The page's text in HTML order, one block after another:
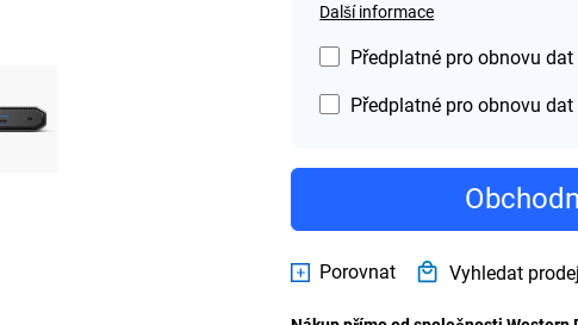
Další informace
Předplatné pro obnovu dat
Předplatné pro obnovu dat
Porovnat Vyhledat